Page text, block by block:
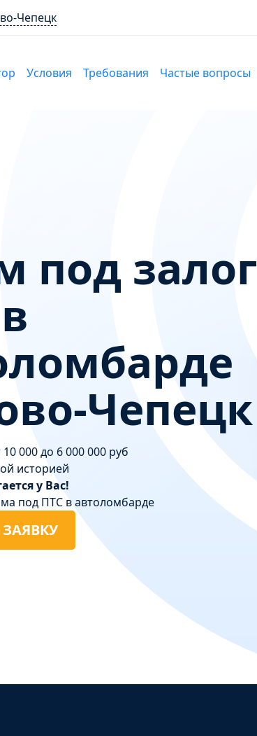
Чепецк
Условия Требования Частые вопросы
под залог
Чепецк
000 до 6 000 000 руб
историей
у Вас!
под ПТС в автоломбарде